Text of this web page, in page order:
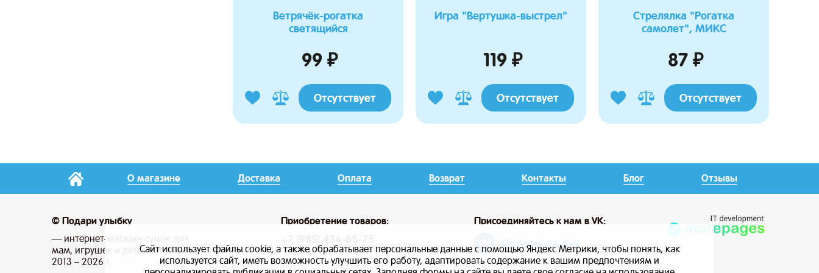
Ветрячёк-рогатка
светящийся
99 ₽
Отсутствует
Игра "Вертушка-выстрел"
119 ₽
Отсутствует
Стрелялка "Рогатка
самолет", МИКС
87 ₽
Отсутствует
О магазине Доставка Оплата Возврат Контакты Блог Отзывы
© Подари улыбку
— интернет-магазин сумок для
мам, игрушек и детских товаров
2013 – 2026 г.
Приобретение товаров: Присоединяйтесь к нам в VK:
Подари улыбку
Сайт использует файлы cookie, а также обрабатывает персональные данные с помощью Яндекс Метрики, чтобы понять, как
используется сайт, иметь возможность улучшить его работу, адаптировать содержание к вашим предпочтениям и